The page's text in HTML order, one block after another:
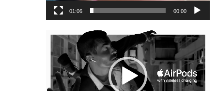
00:00
01:06
נגן
וידאו